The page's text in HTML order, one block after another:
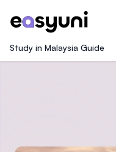
Study in Malaysia Guide